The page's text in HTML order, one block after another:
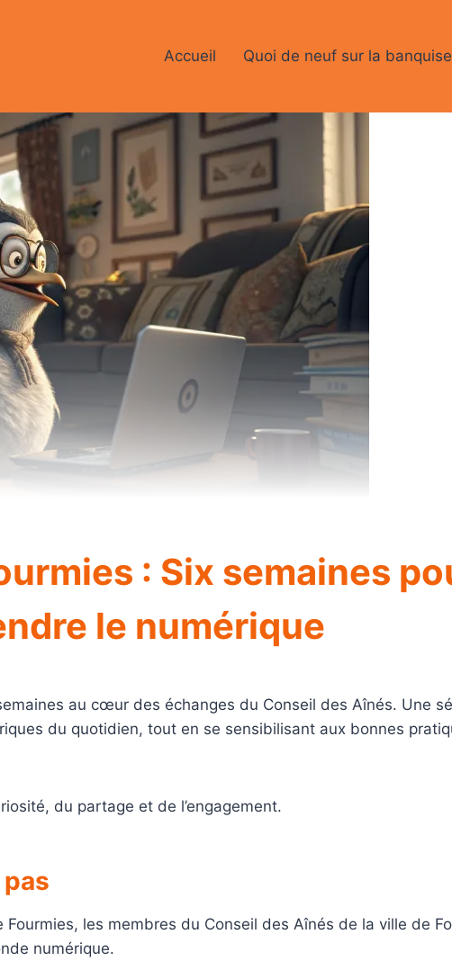
Accueil Quoi de neuf sur la banquise
: Six semaines
le numérique
au cœur des échanges du Conseil des Aînés. Une
du quotidien, tout en se sensibilisant aux bonnes
du partage et de l’engagement.
les membres du Conseil des Aînés de la ville de
numérique.